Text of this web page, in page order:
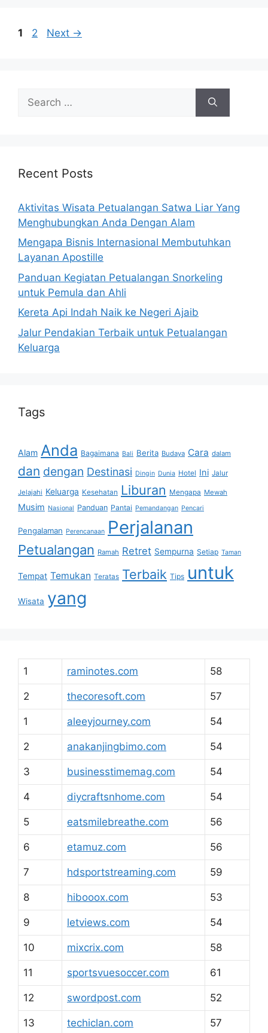
Page
1 Page
2 Next →
for:
Recent Posts
Aktivitas Wisata Petualangan Satwa Liar Yang
Menghubungkan Anda Dengan Alam
Mengapa Bisnis Internasional Membutuhkan
Layanan Apostille
Panduan Kegiatan Petualangan Snorkeling
untuk Pemula dan Ahli
Kereta Api Indah Naik ke Negeri Ajaib
Jalur Pendakian Terbaik untuk Petualangan
Keluarga
Tags
Alam Anda Bagaimana Bali Berita Budaya Cara dalam
dan dengan Destinasi Dingin Dunia Hotel Ini Jalur
Jelajahi Keluarga Kesehatan Liburan Mengapa Mewah
Musim Nasional Panduan Pantai Pemandangan Pencari
Pengalaman Perencanaan Perjalanan
Petualangan Ramah Retret Sempurna Setiap Taman
Tempat Temukan Teratas Terbaik Tips untuk
Wisata yang
1 raminotes.com 58
2 thecoresoft.com 57
1 aleeyjourney.com 54
2 anakanjingbimo.com 54
3 businesstimemag.com 54
4 diycraftsnhome.com 54
5 eatsmilebreathe.com 56
6 etamuz.com 56
7 hdsportstreaming.com 59
8 hibooox.com 53
9 letviews.com 54
10 mixcrix.com 58
11 sportsvuesoccer.com 61
12 swordpost.com 52
13 techiclan.com 57